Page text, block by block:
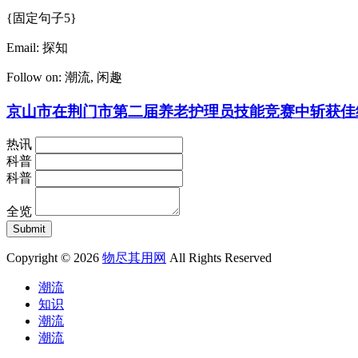
{固定句子5}
Email: 探知
Follow on: 潮流, 闲趣
京山市在荆门市第二届养老护理员技能竞赛中斩获
热讯
科普
科普
全览
Copyright © 2026 物尽其用网 All Rights Reserved
潮流
知识
潮流
潮流